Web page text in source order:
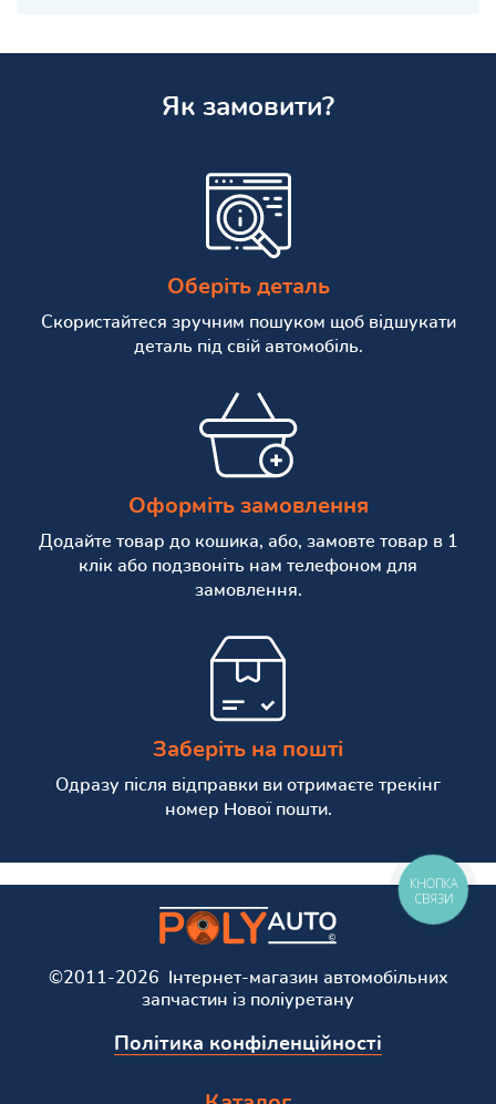
Як замовити?
Оберіть деталь
Скористайтеся зручним пошуком щоб відшукати
деталь під свій автомобіль.
Оформіть замовлення
Додайте товар до кошика, або, замовте товар в 1
клік або подзвоніть нам телефоном для
замовлення.
Заберіть на пошті
Одразу після відправки ви отримаєте трекінг
номер Нової пошти.
©2011-2026 Інтернет-магазин автомобільних
запчастин із поліуретану
Політика конфіленційності
КНОПКА
СВЯЗИ